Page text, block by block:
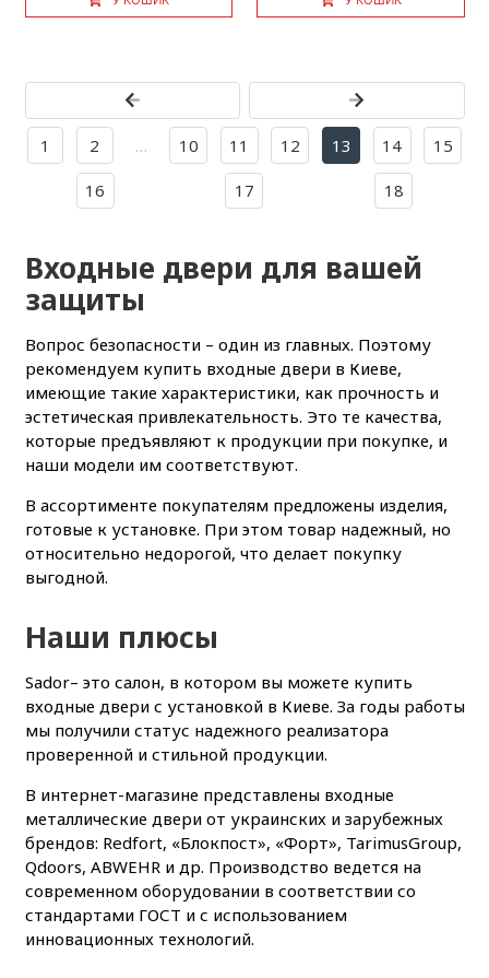
1 2 … 10 11 12 13 14 15
16 17 18
Входные двери для вашей
защиты
Вопрос безопасности – один из главных. Поэтому
рекомендуем купить входные двери в Киеве,
имеющие такие характеристики, как прочность и
эстетическая привлекательность. Это те качества,
которые предъявляют к продукции при покупке, и
наши модели им соответствуют.
В ассортименте покупателям предложены изделия,
готовые к установке. При этом товар надежный, но
относительно недорогой, что делает покупку
выгодной.
Наши плюсы
Sador– это салон, в котором вы можете купить
входные двери с установкой в Киеве. За годы работы
мы получили статус надежного реализатора
проверенной и стильной продукции.
В интернет-магазине представлены входные
металлические двери от украинских и зарубежных
брендов: Redfort, «Блокпост», «Форт», TarimusGroup,
Qdoors, ABWEHR и др. Производство ведется на
современном оборудовании в соответствии со
стандартами ГОСТ и с использованием
инновационных технологий.